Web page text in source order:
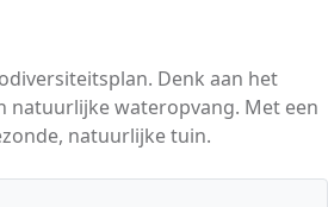
Denk aan het
natuurlijke wateropvang. Met een
natuurlijke tuin.